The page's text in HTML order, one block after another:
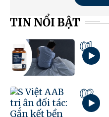
TIN NỔI BẬT
01
02